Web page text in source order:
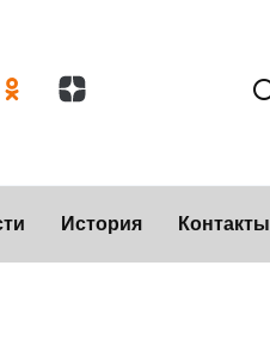
История Контакты